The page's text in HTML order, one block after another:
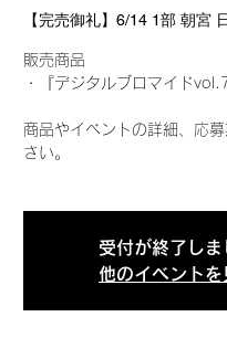
【完売御礼】6/14 1部 朝宮
販売商品
・『デジタルブロマイド
商品やイベントの詳細、応
さい。
受付が終了しま
他のイベントを